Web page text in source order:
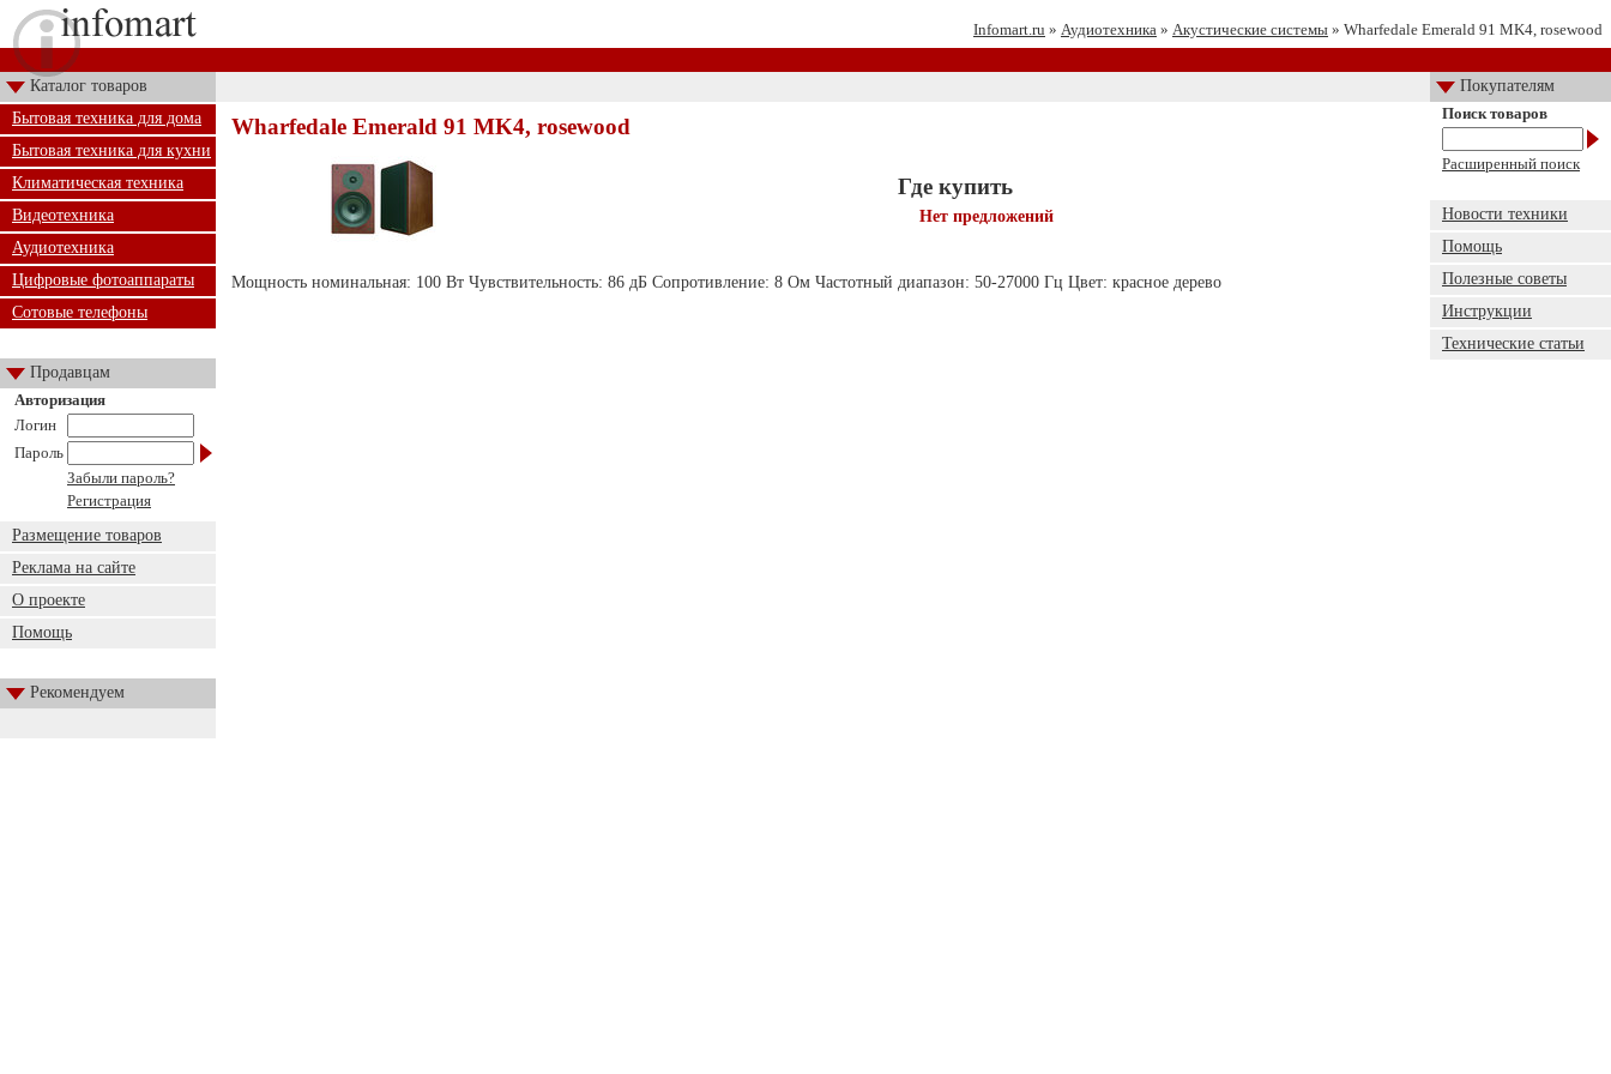
Infomart.ru » Аудиотехника » Акустические системы » Wharfedale Emerald 91 MK4, rosewood
Каталог товаров
Покупателям
Бытовая техника для дома
Бытовая техника для кухни
Климатическая техника
Видеотехника
Аудиотехника
Цифровые фотоаппараты
Сотовые телефоны
Продавцам
Авторизация
Логин
Пароль
Забыли пароль?
Регистрация
Размещение товаров
Реклама на сайте
О проекте
Помощь
Рекомендуем
Wharfedale Emerald 91 MK4, rosewood
Где купить
Нет предложений
Мощность номинальная: 100 Вт Чувствительность: 86 дБ Сопротивление: 8 Ом Частотный диапазон: 50-27000 Гц Цвет: красное дерево
Поиск товаров
Расширенный поиск
Новости техники
Помощь
Полезные советы
Инструкции
Технические статьи